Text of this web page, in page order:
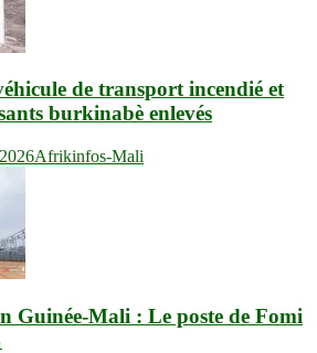
de transport incendié et
burkinabè enlevés
Afrikinfos-Mali
Guinée-Mali : Le poste de Fomi